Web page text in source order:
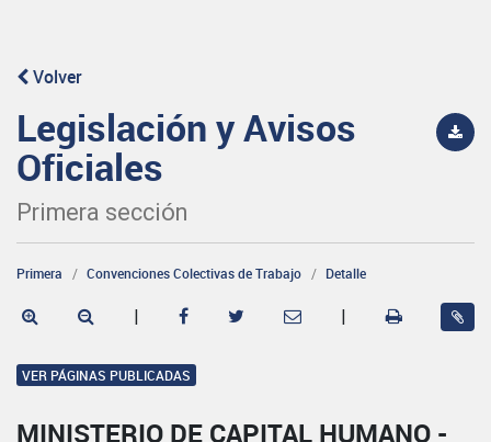
Volver
Legislación y Avisos
Oficiales
Primera sección
Primera Convenciones Colectivas de Trabajo Detalle
| |
VER PÁGINAS PUBLICADAS
MINISTERIO DE CAPITAL HUMANO -